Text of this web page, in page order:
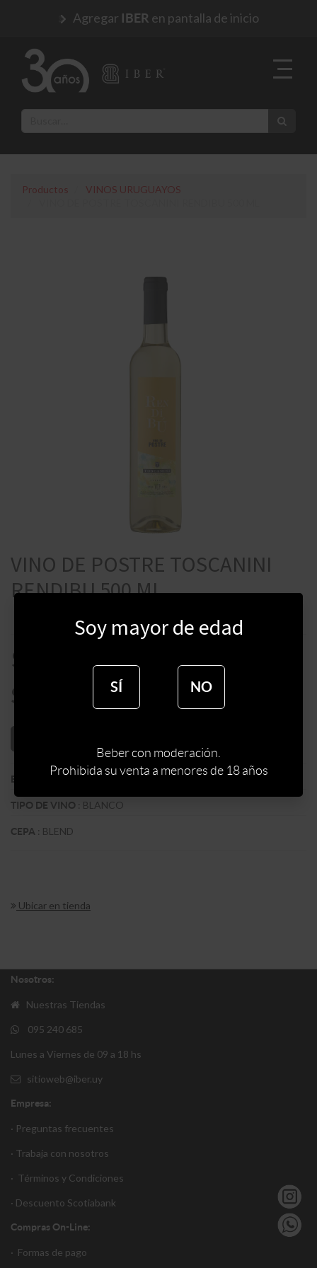
Agregar IBER en pantalla de inicio
Productos
VINOS URUGUAYOS
VINO DE POSTRE TOSCANINI
RENDIBU 500 ML
$
$
BODEGA :BODEGA JUAN TOSCANINI
TIPO DE VINO : BLANCO
CEPA : BLEND
Ubicar en tienda
Nosotros:
Nuestras Tiendas
095 240 685
Lunes a Viernes de 09 a 18 hs
sitioweb@iber.uy
Empresa:
· Preguntas frecuentes
· Trabaja con nosotros
· Términos y Condiciones
· Descuento Scotiabank
Compras On-Line:
· Formas de pago
Soy mayor de edad
SÍ NO
Beber con moderación.
Prohibida su venta a menores de 18 años